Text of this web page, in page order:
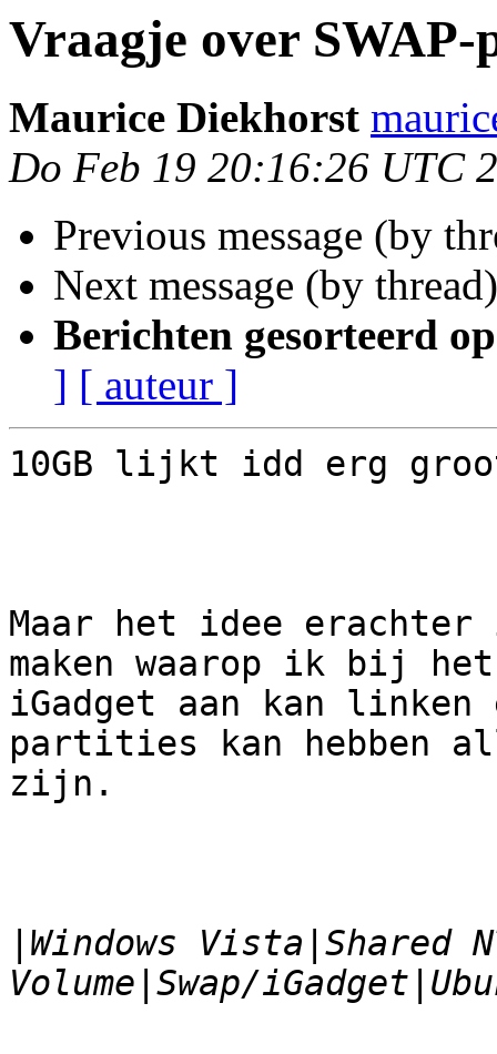
Vraagje over
Maurice Diekhorst
Do Feb 19 20:16:26 UTC
Previous message (by
Next message (by
Berichten gesorteerd
] [ auteur ]
10GB lijkt idd erg
Maar het idee
maken waarop ik bij het
iGadget aan kan linken
partities kan hebben
zijn.
Windows Vista|Shared